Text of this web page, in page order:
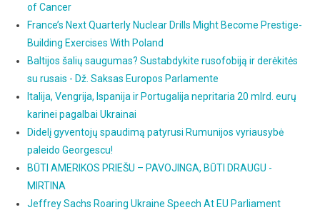
of Cancer
France’s Next Quarterly Nuclear Drills Might Become Prestige-
Building Exercises With Poland
Baltijos šalių saugumas? Sustabdykite rusofobiją ir derėkitės
su rusais - Dž. Saksas Europos Parlamente
Italija, Vengrija, Ispanija ir Portugalija nepritaria 20 mlrd. eurų
karinei pagalbai Ukrainai
Didelį gyventojų spaudimą patyrusi Rumunijos vyriausybė
paleido Georgescu!
BŪTI AMERIKOS PRIEŠU – PAVOJINGA, BŪTI DRAUGU -
MIRTINA
Jeffrey Sachs Roaring Ukraine Speech At EU Parliament